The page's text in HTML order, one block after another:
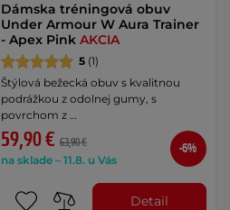
Dámska tréningová obuv
Under Armour W Aura Trainer
- Apex PinkAKCIA
5 (1)
Štýlová bežecká obuv s kvalitnou
podrážkou z odolnej gumy, s
povrchom z …
59,90 € 63,90 €
na sklade – 11.8. u Vás
-6%
Detail